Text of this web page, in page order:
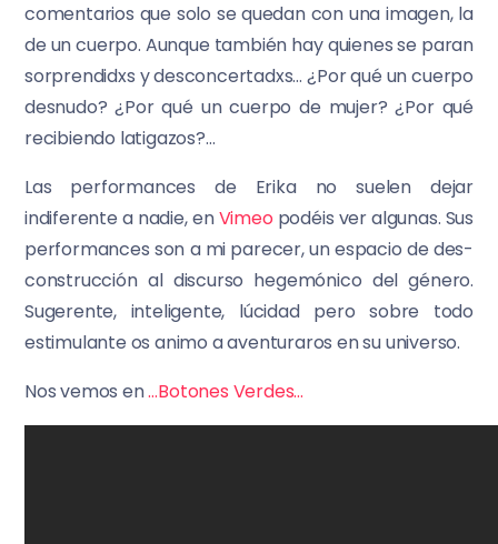
comentarios que solo se quedan con una imagen, la
de un cuerpo. Aunque también hay quienes se paran
sorprendidxs y desconcertadxs… ¿Por qué un cuerpo
desnudo? ¿Por qué un cuerpo de mujer? ¿Por qué
recibiendo latigazos?…
Las performances de Erika no suelen dejar
indiferente a nadie, enVimeopodéis ver algunas. Sus
performances son a mi parecer, un espacio de des-
construcción al discurso hegemónico del género.
Sugerente, inteligente, lúcidad pero sobre todo
estimulante os animo a aventuraros en su universo.
Nos vemos en…Botones Verdes…